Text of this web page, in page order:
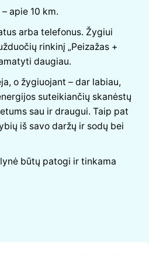
apie 10 km.
arba telefonus. Žygiui
rinkinį „Peizažas +
daugiau.
o žygiuojant – dar labiau,
suteikiančių skanėstų
sau ir draugui. Taip pat
iš savo daržų ir sodų bei
būtų patogi ir tinkama